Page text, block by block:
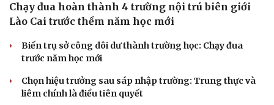
Cải chính
Chạy đua hoàn thành 4 trường nội trú biên giới
Lào Cai trước thềm năm học mới
Biến trụ sở công dôi dư thành trường học: Chạy đua
trước năm học mới
Chọn hiệu trưởng sau sáp nhập trường: Trung thực và
liêm chính là điều tiên quyết